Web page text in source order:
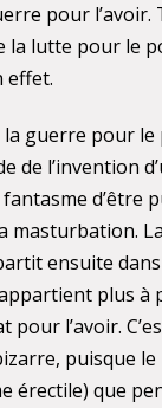
pour l’avoir.
la lutte pour le
effet.
la guerre pour
de l’invention
d’être
masturbation.
ensuite dans
plus à
pour l’avoir.
puisque
érectile) que